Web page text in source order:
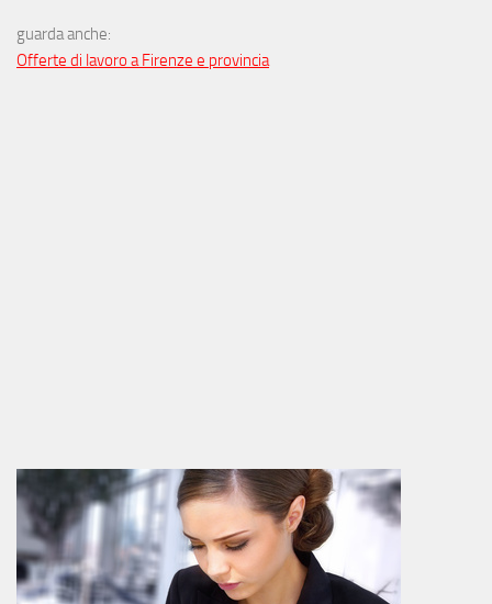
guarda anche:
Offerte di lavoro a Firenze e provincia